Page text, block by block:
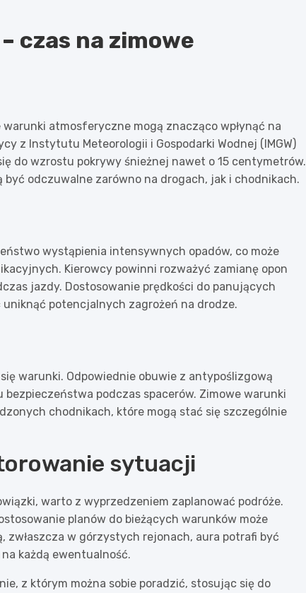
czas na zimowe
atmosferyczne mogą znacząco wpłynąć na
z Instytutu Meteorologii i Gospodarki Wodnej (IMGW)
do wzrostu pokrywy śnieżnej nawet o 15 centymetrów.
być odczuwalne zarówno na drogach, jak i chodnikach.
wystąpienia intensywnych opadów, co może
Kierowcy powinni rozważyć zamianę opon
jazdy. Dostosowanie prędkości do panujących
potencjalnych zagrożeń na drodze.
warunki. Odpowiednie obuwie z antypoślizgową
podczas spacerów. Zimowe warunki
chodnikach, które mogą stać się szczególnie
sytuacji
warto z wyprzedzeniem zaplanować podróże.
planów do bieżących warunków może
w górzystych rejonach, aura potrafi być
każdą ewentualność.
z którym można sobie poradzić, stosując się do